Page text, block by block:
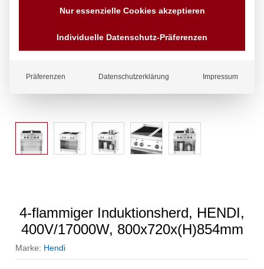
4-flammiger Induktionsherd, HENDI,
400V/17000W, 800x720x(H)854mm
Marke: Hendi
Nur essenzielle Cookies akzeptieren
Individuelle Datenschutz-Präferenzen
Präferenzen Datenschutzerklärung Impressum